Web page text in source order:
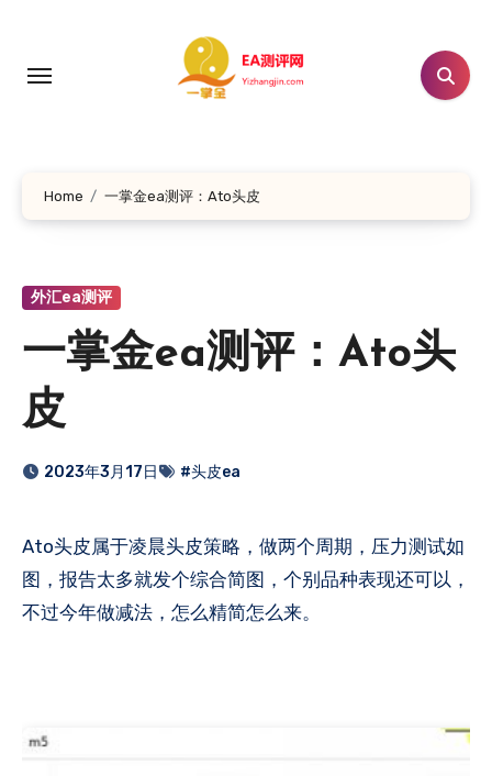
Home 一掌金ea测评：Ato头皮
外汇ea测评
一掌金ea测评：Ato头
皮
2023年3月17日 #头皮ea
Ato头皮属于凌晨头皮策略，做两个周期，压力测试如
图，报告太多就发个综合简图，个别品种表现还可以，
不过今年做减法，怎么精简怎么来。